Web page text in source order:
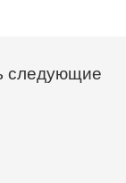
следующие